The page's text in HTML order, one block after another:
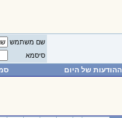
שם משתמש
סיסמא
ההודעות של היום